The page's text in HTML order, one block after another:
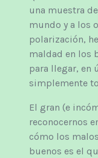
una muestra
mundo y a los
polarización,
maldad en los
para llegar, en
simplemente
El gran (e
reconocernos
cómo los
buenos es el